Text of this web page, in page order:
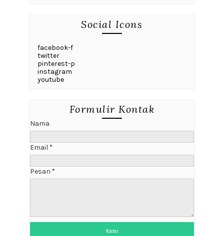
Social Icons
facebook-f
twitter
pinterest-p
instagram
youtube
Formulir Kontak
Nama
Email *
Pesan *